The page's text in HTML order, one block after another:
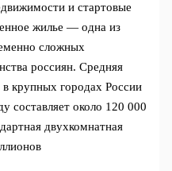
и стартовые
жилье — одна из
сложных
россиян. Средняя
крупных городах России
составляет около 120 000
двухкомнатная